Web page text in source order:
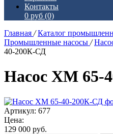
Контакты
0 руб (0)
Главная / Каталог
Промышленные насосы /
40-200К-СД
Насос ХМ 65-
Артикул: 677
Цена:
129 000 руб.